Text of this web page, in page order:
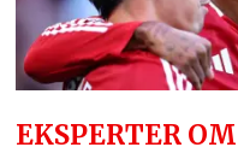
EKSPERTER